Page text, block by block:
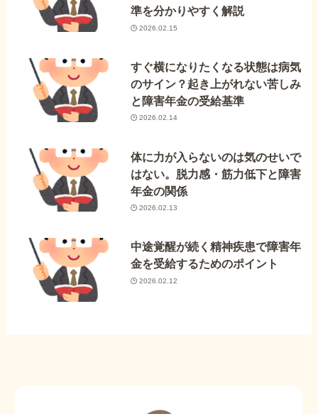
準を分かりやすく解説
2026.02.15
すぐ横になりたくなる状態は病気
のサイン？起き上がれない苦しみ
と障害年金の受給基準
2026.02.14
体に力が入らないのは気のせいで
はない。脱力感・筋力低下と障害
年金の関係
2026.02.13
中途覚醒が続く精神疾患で障害年
金を受給するためのポイント
2026.02.12